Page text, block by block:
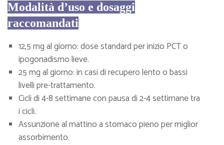
Modalità d’uso e dosaggi
raccomandati
12,5 mg al giorno: dose standard per inizio PCT o
ipogonadismo lieve.
25 mg al giorno: in casi di recupero lento o bassi
livelli pre-trattamento.
Cicli di 4-8 settimane con pausa di 2-4 settimane tra
i cicli.
Assunzione al mattino a stomaco pieno per miglior
assorbimento.